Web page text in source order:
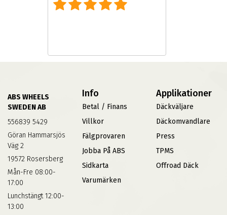
ABS WHEELS
SWEDEN AB
556839 5429
Göran Hammarsjös
Väg 2
19572 Rosersberg
Mån-Fre 08:00-
17:00
Lunchstängt 12:00-
13:00
Info
Betal / Finans
Villkor
Fälgprovaren
Jobba På ABS
Sidkarta
Varumärken
Applikationer
Däckväljare
Däckomvandlare
Press
TPMS
Offroad Däck